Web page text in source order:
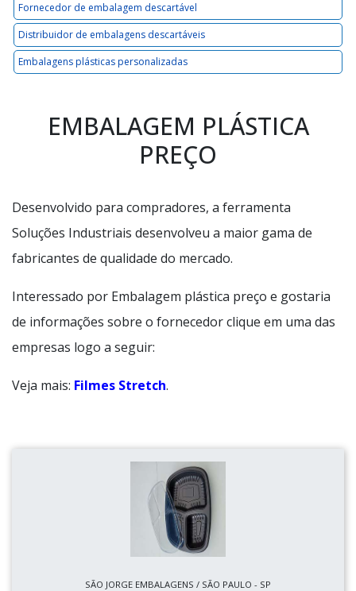
Fornecedor de embalagem descartável
Distribuidor de embalagens descartáveis
Embalagens plásticas personalizadas
EMBALAGEM PLÁSTICA
PREÇO
Desenvolvido para compradores, a ferramenta
Soluções Industriais desenvolveu a maior gama de
fabricantes de qualidade do mercado.
Interessado por Embalagem plástica preço e gostaria
de informações sobre o fornecedor clique em uma das
empresas logo a seguir:
Veja mais: Filmes Stretch.
SÃO JORGE EMBALAGENS / SÃO PAULO - SP